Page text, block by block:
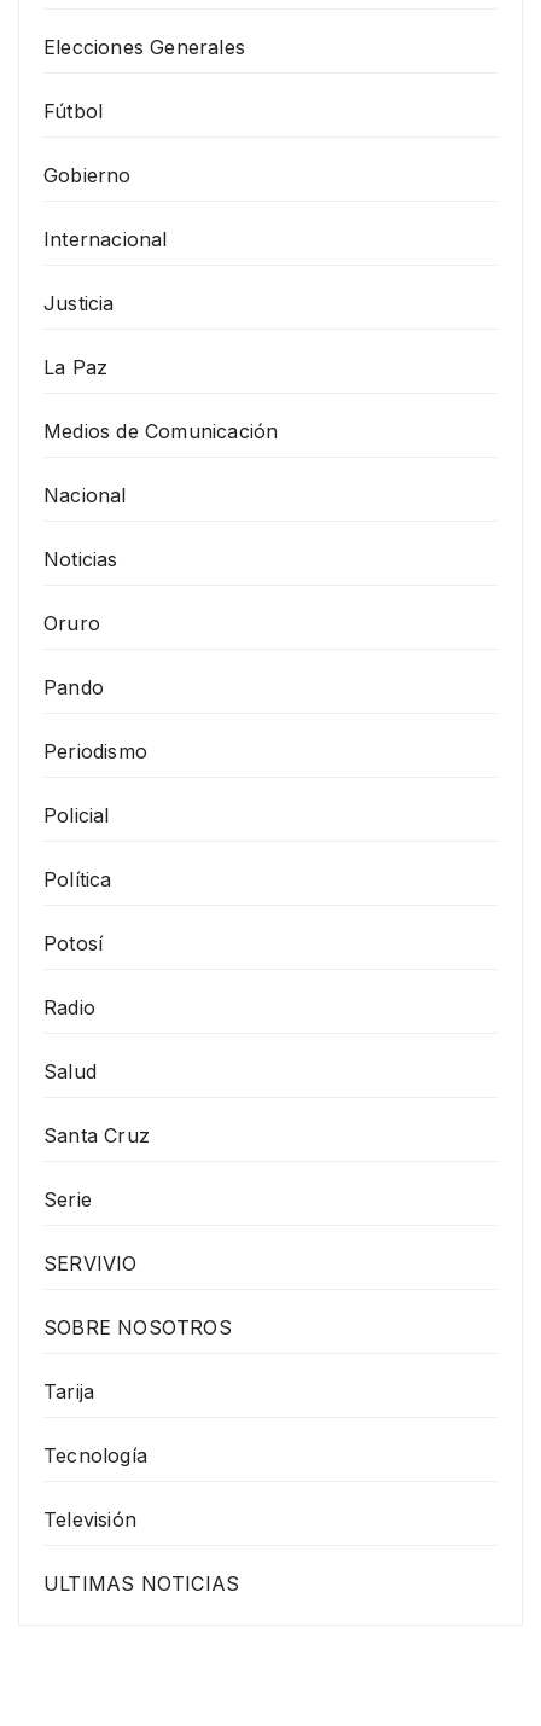
Elecciones Generales
Fútbol
Gobierno
Internacional
Justicia
La Paz
Medios de Comunicación
Nacional
Noticias
Oruro
Pando
Periodismo
Policial
Política
Potosí
Radio
Salud
Santa Cruz
Serie
SERVIVIO
SOBRE NOSOTROS
Tarija
Tecnología
Televisión
ULTIMAS NOTICIAS